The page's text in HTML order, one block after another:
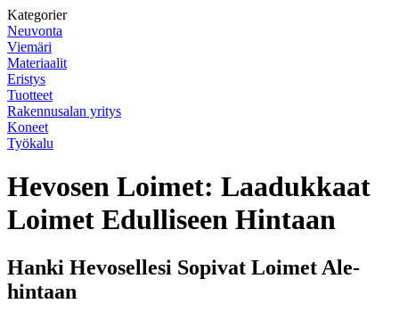
Kategorier
Neuvonta
Viemäri
Materiaalit
Eristys
Tuotteet
Rakennusalan yritys
Koneet
Työkalu
Hevosen Loimet: Laadukkaat
Loimet Edulliseen Hintaan
Hanki Hevosellesi Sopivat Loimet Ale-
hintaan